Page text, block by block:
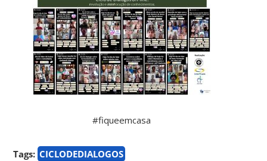
#fiqueemcasa
Tags: CICLODEDIALOGOS